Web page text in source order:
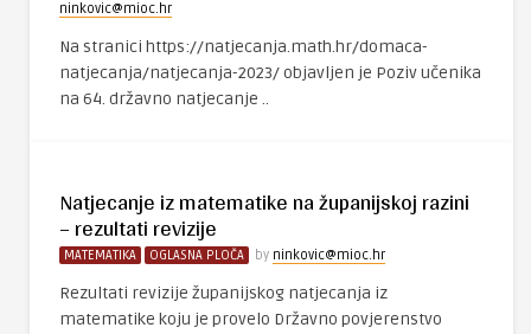
ninkovic@mioc.hr
Na stranici https://natjecanja.math.hr/domaca-
natjecanja/natjecanja-2023/ objavljen je Poziv učenika
na 64. državno natjecanje ..
Natjecanje iz matematike na županijskoj razini
– rezultati revizije
MATEMATIKA OGLASNA PLOČA by ninkovic@mioc.hr
Rezultati revizije županijskog natjecanja iz
matematike koju je provelo Državno povjerenstvo